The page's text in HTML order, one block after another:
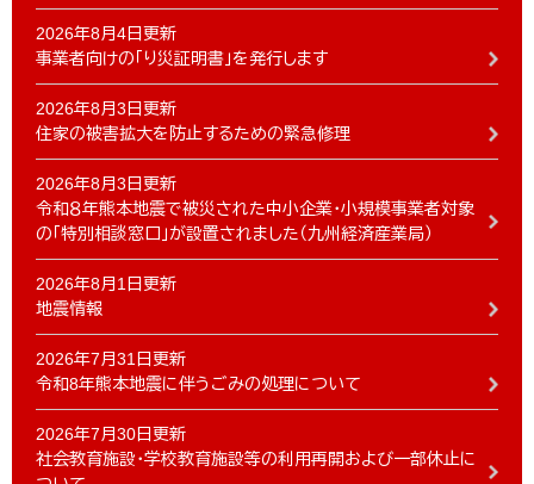
2026年8月4日更新
事業者向けの「り災証明書」を発行します
2026年8月3日更新
住家の被害拡大を防止するための緊急修理
2026年8月3日更新
令和８年熊本地震で被災された中小企業・小規模事業者対象
の「特別相談窓口」が設置されました（九州経済産業局）
2026年8月1日更新
地震情報
2026年7月31日更新
令和8年熊本地震に伴うごみの処理について
2026年7月30日更新
社会教育施設・学校教育施設等の利用再開および一部休止に